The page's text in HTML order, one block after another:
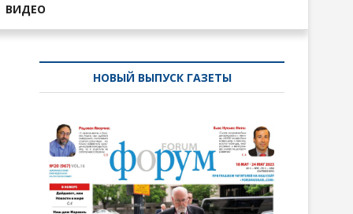
ВИДЕО
НОВЫЙ ВЫПУСК ГАЗЕТЫ